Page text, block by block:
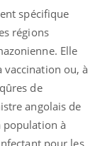
spécifique
régions
Elle
ou, à
de
angolais de
population à
pour les